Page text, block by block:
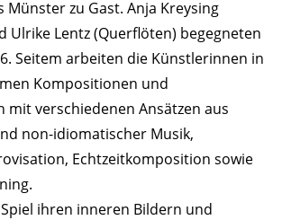
Münster zu Gast. Anja Kreysing
Ulrike Lentz (Querflöten) begegneten
Seitem arbeiten die Künstlerinnen in
Kompositionen und
mit verschiedenen Ansätzen aus
non-idiomatischer Musik,
Echtzeitkomposition sowie
ihren inneren Bildern und